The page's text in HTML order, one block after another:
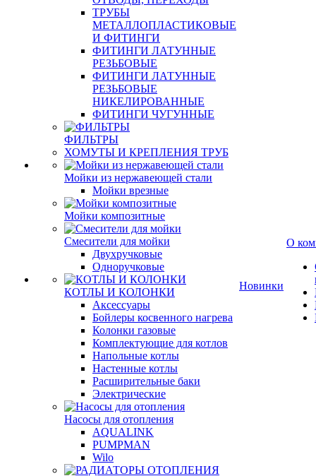
ТРУБЫ
МЕТАЛЛОПЛАСТИКОВЫЕ
И ФИТИНГИ
ФИТИНГИ ЛАТУННЫЕ
РЕЗЬБОВЫЕ
ФИТИНГИ ЛАТУННЫЕ
РЕЗЬБОВЫЕ
НИКЕЛИРОВАННЫЕ
ФИТИНГИ ЧУГУННЫЕ
ФИЛЬТРЫ
ХОМУТЫ И КРЕПЛЕНИЯ ТРУБ
Мойки из нержавеющей стали
Мойки врезные
Мойки композитные
Смесители для мойки
Двухручковые
Одноручковые
КОТЛЫ И КОЛОНКИ
Аксессуары
Бойлеры косвенного нагрева
Колонки газовые
Комплектующие для котлов
Напольные котлы
Настенные котлы
Расширительные баки
Электрические
Насосы для отопления
AQUALINK
PUMPMAN
Wilo
Новинки
О